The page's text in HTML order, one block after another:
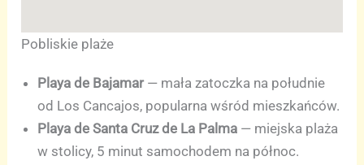
Pobliskie plaże
Playa de Bajamar— mała zatoczka na południe
od Los Cancajos, popularna wśród mieszkańców.
Playa de Santa Cruz de La Palma — miejska plaża
w stolicy, 5 minut samochodem na północ.